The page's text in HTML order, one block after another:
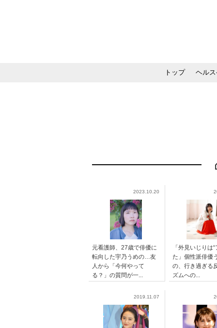
トップ ヘル
2023.10.20
元看護師、27歳で俳優に
転向した宇乃うめの…友
人から「今何やって
る？」の質問が一...
「外見いじりは
た」個性派俳優
の、行き過ぎる
ズムへの...
2019.11.07